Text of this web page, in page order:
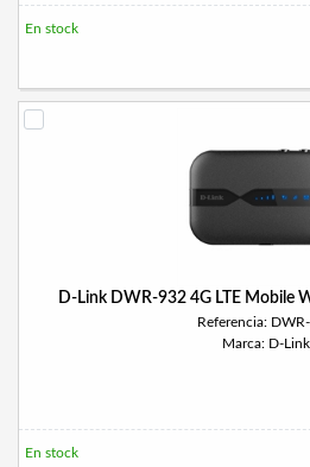
En stock
D-Link DWR-932 4G LTE Mobile
Referencia:
Marca: D-Link
En stock